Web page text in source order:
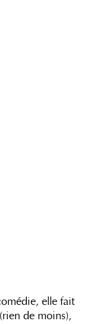
elle fait
de moins),